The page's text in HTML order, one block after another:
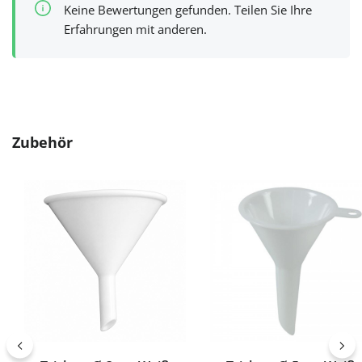
Keine Bewertungen gefunden. Teilen Sie Ihre
Erfahrungen mit anderen.
Produktgalerie überspringen
Zubehör